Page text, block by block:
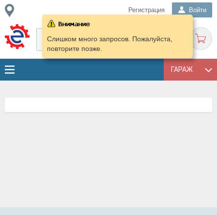
Регистрация Войти
ГАРАЖ
Слишком много запросов. Пожалуйста,
повторите позже.